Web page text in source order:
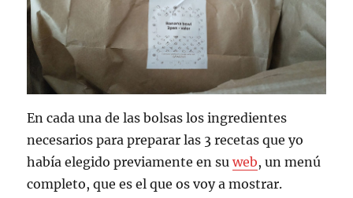
En cada una de las bolsas los ingredientes
necesarios para preparar las 3 recetas que yo
había elegido previamente en suweb, un menú
completo, que es el que os voy a mostrar.